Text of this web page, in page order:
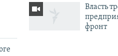
Власть
фронт